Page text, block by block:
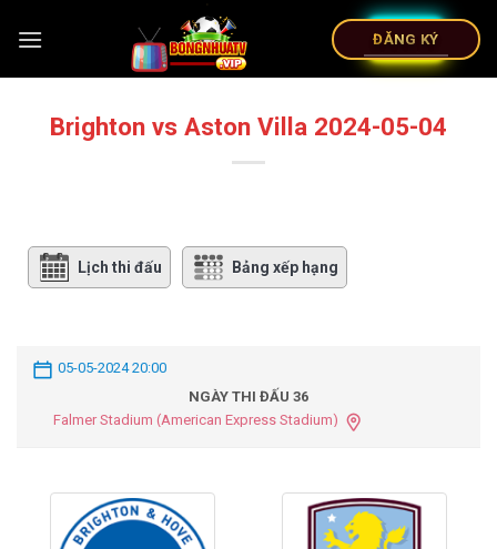
ĐĂNG KÝ
Brighton vs Aston Villa 2024-05-04
Lịch thi đấu Bảng xếp hạng
05-05-2024 20:00
NGÀY THI ĐẤU 36
Falmer Stadium (American Express Stadium)